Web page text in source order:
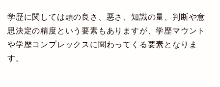
学歴に関しては頭の良さ、悪さ、知識の量、判断や意
思決定の精度という要素もありますが、学歴マウント
や学歴コンプレックスに関わってくる要素となりま
す。